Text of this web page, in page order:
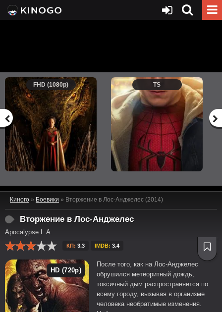
FHD (1080p) TS
Киного » Боевики » Вторжение в Лос-Анджелес (2014)
Вторжение в Лос-Анджелес
Apocalypse L.A.
КП: 3.3 IMDB: 3.4
HD (720p)
После того, как на Лос-Анджелес
обрушился метеоритный дождь,
токсичный дым распространяется по
всему городу, вызывая в организме
человека необратимые изменения.